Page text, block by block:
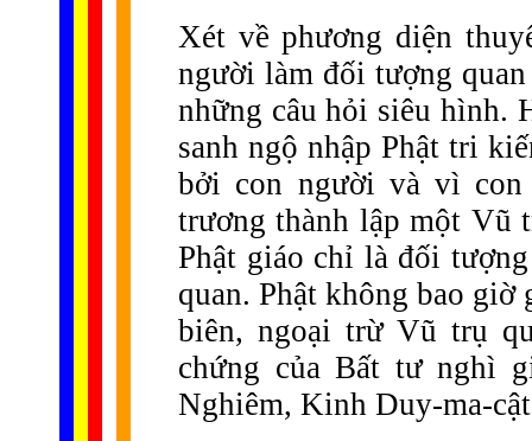
Xét về phương diện
người làm đối tượng
những câu hỏi siêu hình.
sanh ngộ nhập Phật tri
bởi con người và vì con
trương thành lập một Vũ
Phật giáo chỉ là đối
quan. Phật không bao
biên, ngoại trừ Vũ trụ
chứng của Bất tư nghì
Nghiêm, Kinh Duy-ma-